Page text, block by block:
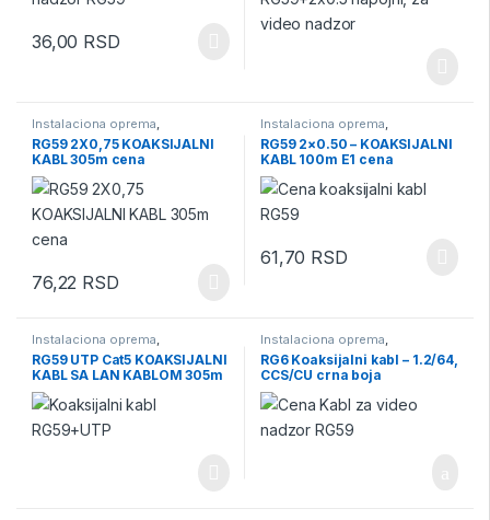
36,00 RSD
Instalaciona oprema,
instalaciona oprema za video
nadzor,Kablovi,Kablovi za video
nadzor,Video Nadzor
RG59 2X0,75 KOAKSIJALNI
KABL 305m cena
76,22 RSD
Instalaciona oprema,
instalaciona oprema za video
nadzor,Kablovi, Kablovi za video
nadzor,Video Nadzor
RG59 2×0.50 – KOAKSIJALNI
KABL 100m E1 cena
61,70 RSD
Instalaciona oprema
instalaciona oprema za video
nadzor,Kablovi,Kablovi za video
nadzor,Video Nadzor
RG59 UTP Cat5 KOAKSIJALNI
KABL SA LAN KABLOM 305m
cena
Instalaciona oprema
instalaciona oprema za video
nadzor,Kablovi,Kablovi za video
nadzor,Video Nadzor
RG6 Koaksijalni kabl – 1.2/64,
CCS/CU crna boja